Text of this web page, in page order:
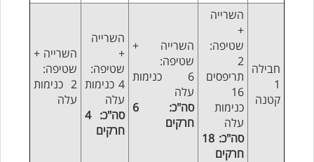
חבילה
1
קטנה
השרייה
+
שטיפה:
2
תריפסים
16
כנימות
עלה
סה"כ: 18
חרקים
השרייה +
שטיפה:
6 כנימות
עלה
סה"כ: 6
חרקים
השרייה
+
שטיפה:
4 כנימות
עלה
סה"כ: 4
חרקים
השרייה +
שטיפה:
2 כנימות
עלה